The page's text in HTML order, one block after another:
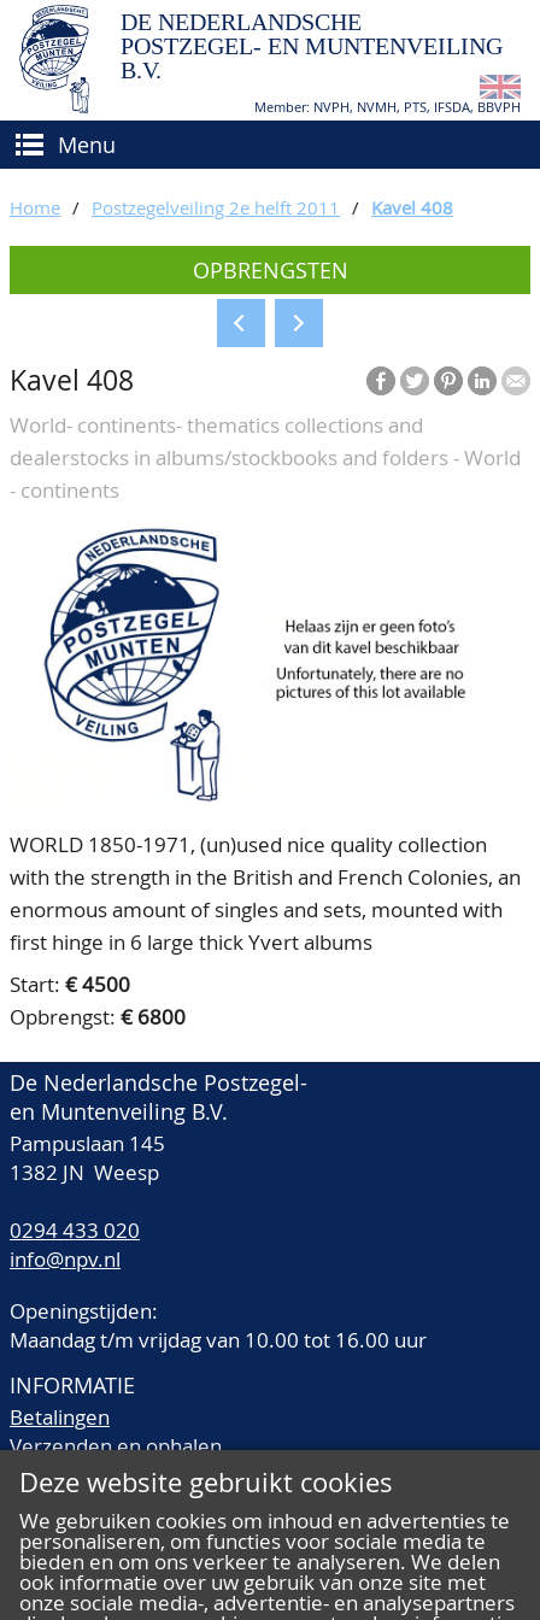
DE NEDERLANDSCHE
POSTZEGEL- EN MUNTENVEILING
B.V.
Member: NVPH, NVMH, PTS, IFSDA, BBVPH
Menu
(VER)KOPEN
Hoe verkopen?
Voorwaarden
BIEDEN
CATALOGI/OPBRENGSTEN
KEURINGSDIENST
AGENDA
OVER ONS
Ons Team
80 jarig bestaan
CONTACT
ACCOUNT
Home / Postzegelveiling 2e helft 2011 / Kavel 408
OPBRENGSTEN
Kavel 408
World- continents- thematics collections and
dealerstocks in albums/stockbooks and folders - World
- continents
WORLD 1850-1971, (un)used nice quality collection
with the strength in the British and French Colonies, an
enormous amount of singles and sets, mounted with
first hinge in 6 large thick Yvert albums
Start: € 4500
Opbrengst: € 6800
De Nederlandsche Postzegel-
en Muntenveiling B.V.
Pampuslaan 145
1382 JN Weesp
0294 433 020
info@npv.nl
Openingstijden:
Maandag t/m vrijdag van 10.00 tot 16.00 uur
INFORMATIE
Betalingen
Verzenden en ophalen
Veilingtermen
Kwaliteitsomschrijvingen
Veelgestelde vragen
Deze website gebruikt cookies
We gebruiken cookies om inhoud en advertenties te
personaliseren, om functies voor sociale media te
bieden en om ons verkeer te analyseren. We delen
ook informatie over uw gebruik van onze site met
onze sociale media-, advertentie- en analysepartners